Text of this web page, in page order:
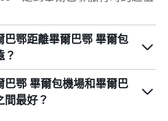
鄂距離畢爾巴鄂 畢爾包
？
鄂 畢爾包機場和畢爾巴
最好？